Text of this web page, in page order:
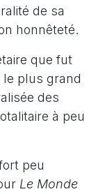
de sa
honnêteté.
que fut
le plus grand
des
à peu
peu
Le Monde